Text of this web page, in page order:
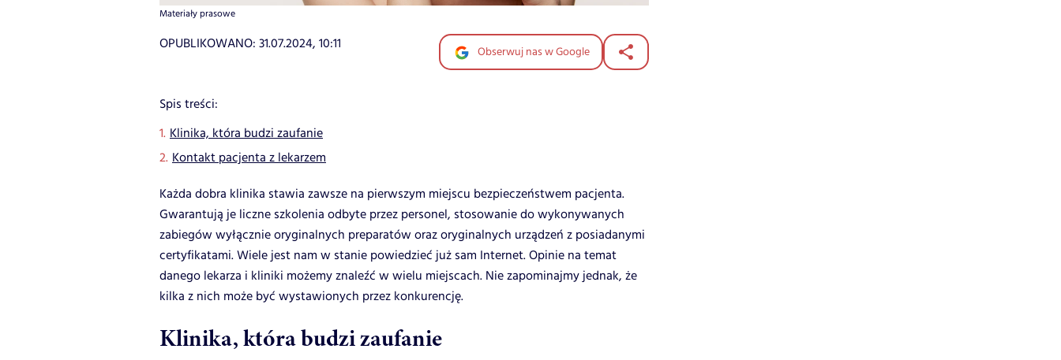
Materiały prasowe
OPUBLIKOWANO: 31.07.2024, 10:11 Obserwuj nas w Google
Spis treści:
Klinika, która budzi zaufanie
Kontakt pacjenta z lekarzem
Każda dobra klinika stawia zawsze na pierwszym miejscu bezpieczeństwem pacjenta.
Gwarantują je liczne szkolenia odbyte przez personel, stosowanie do wykonywanych
zabiegów wyłącznie oryginalnych preparatów oraz oryginalnych urządzeń z posiadanymi
certyfikatami. Wiele jest nam w stanie powiedzieć już sam Internet. Opinie na temat
danego lekarza i kliniki możemy znaleźć w wielu miejscach. Nie zapominajmy jednak, że
kilka z nich może być wystawionych przez konkurencję.
Klinika, która budzi zaufanie